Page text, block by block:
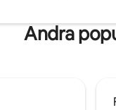
Andra